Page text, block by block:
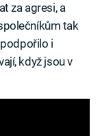
za agresi, a
tak
i
když jsou v